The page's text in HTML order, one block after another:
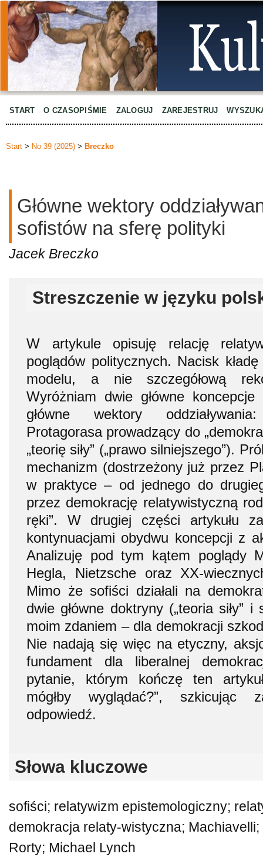
START O CZASOPIŚMIE ZALOGUJ ZAREJESTRUJ
Start > No 39 (2025) > Breczko
Główne wektory
sofistów na sferę polityki
Jacek Breczko
Streszczenie w języku
W artykule opisuję relację
poglądów politycznych. Nacisk
modelu, a nie szczegółową
Wyróżniam dwie główne
główne wektory
Protagorasa prowadzący do
„teorię siły” („prawo silniejszego”).
mechanizm (dostrzeżony już przez
w praktyce – od jednego do
przez demokrację relatywistyczną
ręki”. W drugiej części artykułu
kontynuacjami obydwu koncepcji z
Analizuję pod tym kątem poglądy
Hegla, Nietzsche oraz XX-
Mimo że sofiści działali na
dwie główne doktryny („teoria siły”
moim zdaniem – dla demokracji
Nie nadają się więc na etyczny,
fundament dla liberalnej
pytanie, którym kończę ten
mógłby wyglądać?”, szkicując
odpowiedź.
Słowa kluczowe
sofiści; relatywizm epistemologiczny;
demokracja relaty-wistyczna;
Rorty; Michael Lynch